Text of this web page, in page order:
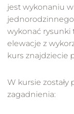
jest wykonaniu
wykonać rysunki
elewacje z
kurs znajdziecie
W kursie
zagadnienia: